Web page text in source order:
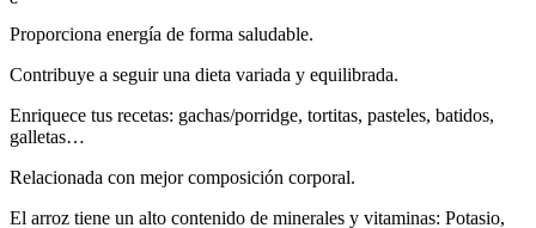
Proporciona energía de forma saludable.
Contribuye a seguir una dieta variada y equilibrada.
Enriquece tus recetas: gachas/porridge, tortitas, pasteles, batidos,
galletas…
Relacionada con mejor composición corporal.
El arroz tiene un alto contenido de minerales y vitaminas: Potasio,